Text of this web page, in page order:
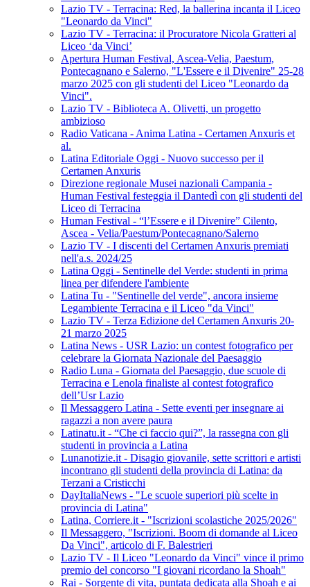
Lazio TV - Terracina: Red, la ballerina incanta il Liceo
"Leonardo da Vinci"
Lazio TV - Terracina: il Procuratore Nicola Gratteri al
Liceo ‘da Vinci’
Apertura Human Festival, Ascea-Velia, Paestum,
Pontecagnano e Salerno, "L'Essere e il Divenire" 25-28
marzo 2025 con gli studenti del Liceo "Leonardo da
Vinci".
Lazio TV - Biblioteca A. Olivetti, un progetto
ambizioso
Radio Vaticana - Anima Latina - Certamen Anxuris et
al.
Latina Editoriale Oggi - Nuovo successo per il
Certamen Anxuris
Direzione regionale Musei nazionali Campania -
Human Festival festeggia il Dantedì con gli studenti del
Liceo di Terracina
Human Festival - “l’Essere e il Divenire” Cilento,
Ascea - Velia/Paestum/Pontecagnano/Salerno
Lazio TV - I discenti del Certamen Anxuris premiati
nell'a.s. 2024/25
Latina Oggi - Sentinelle del Verde: studenti in prima
linea per difendere l'ambiente
Latina Tu - "Sentinelle del verde", ancora insieme
Legambiente Terracina e il Liceo "da Vinci"
Lazio TV - Terza Edizione del Certamen Anxuris 20-
21 marzo 2025
Latina News - USR Lazio: un contest fotografico per
celebrare la Giornata Nazionale del Paesaggio
Radio Luna - Giornata del Paesaggio, due scuole di
Terracina e Lenola finaliste al contest fotografico
dell’Usr Lazio
Il Messaggero Latina - Sette eventi per insegnare ai
ragazzi a non avere paura
Latinatu.it - “Che ci faccio qui?”, la rassegna con gli
studenti in provincia a Latina
Lunanotizie.it - Disagio giovanile, sette scrittori e artisti
incontrano gli studenti della provincia di Latina: da
Terzani a Cristicchi
DayItaliaNews - "Le scuole superiori più scelte in
provincia di Latina"
Latina, Corriere.it - "Iscrizioni scolastiche 2025/2026"
Il Messaggero, "Iscrizioni. Boom di domande al Liceo
Da Vinci", articolo di F. Balestrieri
Lazio TV - Il Liceo "Leonardo da Vinci" vince il primo
premio del concorso "I giovani ricordano la Shoah"
Rai - Sorgente di vita, puntata dedicata alla Shoah e ai